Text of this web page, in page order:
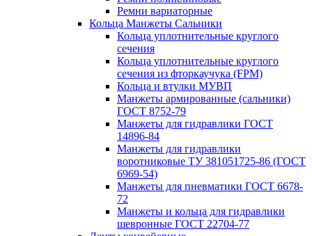
Ремни вариаторные
Кольца Манжеты Сальники
Кольца уплотнительные круглого
сечения
Кольца уплотнительные круглого
сечения из фторкаучука (FPM)
Кольца и втулки МУВП
Манжеты армированные (сальники)
ГОСТ 8752-79
Манжеты для гидравлики ГОСТ
14896-84
Манжеты для гидравлики
воротниковые ТУ 381051725-86 (ГОСТ
6969-54)
Манжеты для пневматики ГОСТ 6678-
72
Манжеты и кольца для гидравлики
шевронные ГОСТ 22704-77